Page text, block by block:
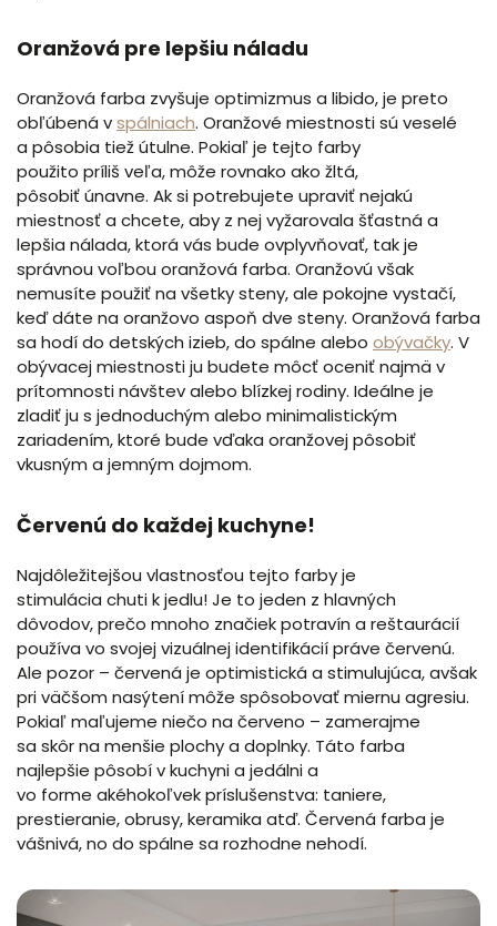
Oranžová pre lepšiu náladu
Oranžová farba zvyšuje optimizmus a libido, je preto
obľúbená vspálniach. Oranžové miestnosti sú veselé
a pôsobia tiež útulne. Pokiaľ je tejto farby
použito príliš veľa, môže rovnako ako žltá,
pôsobiť únavne. Ak si potrebujete upraviť nejakú
miestnosť a chcete, aby z nej vyžarovala šťastná a
lepšia nálada, ktorá vás bude ovplyvňovať, tak je
správnou voľbou oranžová farba. Oranžovú však
nemusíte použiť na všetky steny, ale pokojne vystačí,
keď dáte na oranžovo aspoň dve steny. Oranžová farba
sa hodí do detských izieb, do spálne alebo obývačky. V
obývacej miestnosti ju budete môcť oceniť najmä v
prítomnosti návštev alebo blízkej rodiny. Ideálne je
zladiť ju s jednoduchým alebo minimalistickým
zariadením, ktoré bude vďaka oranžovej pôsobiť
vkusným a jemným dojmom.
Červenú do každej kuchyne!
Najdôležitejšou vlastnosťou tejto farby je
stimulácia chuti k jedlu! Je to jeden z hlavných
dôvodov, prečo mnoho značiek potravín a reštaurácií
používa vo svojej vizuálnej identifikácií práve červenú.
Ale pozor – červená je optimistická a stimulujúca, avšak
pri väčšom nasýtení môže spôsobovať miernu agresiu.
Pokiaľ maľujeme niečo na červeno – zamerajme
sa skôr na menšie plochy a doplnky. Táto farba
najlepšie pôsobí v kuchyni a jedálni a
vo forme akéhokoľvek príslušenstva: taniere,
prestieranie, obrusy, keramika atď. Červená farba je
vášnivá, no do spálne sa rozhodne nehodí.